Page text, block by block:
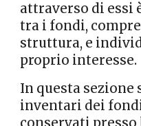
attraverso di essi
tra i fondi,
struttura, e
proprio interesse.
In questa
inventari dei